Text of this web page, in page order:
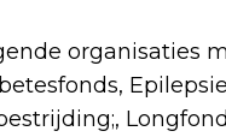
organisaties